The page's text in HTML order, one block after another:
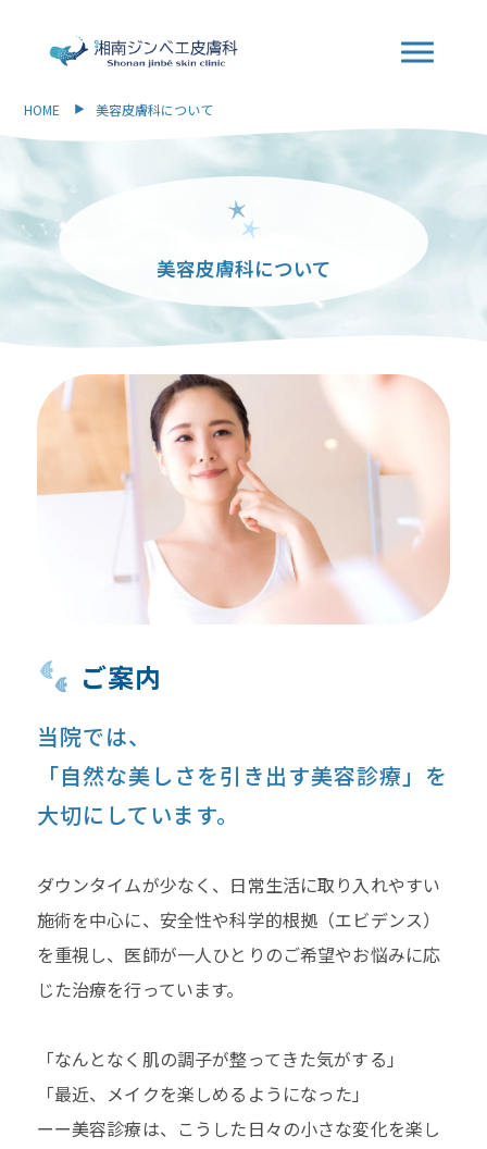
HOME 美容皮膚科について
美容皮膚科について
ご案内
当院では、
「自然な美しさを引き出す美容診療」 を
大切にしています。
ダウンタイムが少なく、日常生活に取り入れやすい
施術を中心に、安全性や科学的根拠（エビデンス）
を重視し、医師が一人ひとりのご希望やお悩みに応
じた治療を行っています。
「なんとなく肌の調子が整ってきた気がする」
「最近、メイクを楽しめるようになった」
ーー美容診療は、こうした日々の小さな変化を楽し